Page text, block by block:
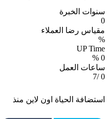
سنوات الخبرة
0
مقياس رضا العملاء
%
UP Time
0
%
ساعات العمل
0
/7
استضافة الحياة اون لاين منذ